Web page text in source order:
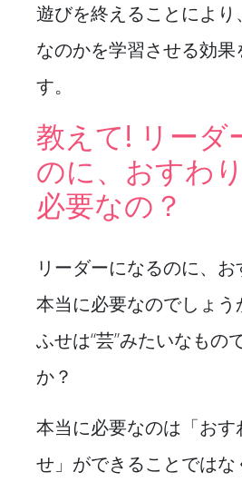
遊びを終えることによ
なのかを学習させる効果
す。
教えて! リーダ
のに、おすわ
必要なの？
リーダーになるのに、
本当に必要なのでしょ
ふせは“芸”みたいなもの
か？
本当に必要なのは「おす
せ」ができることではな